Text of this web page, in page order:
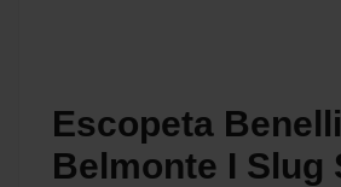
Escopeta Benelli
Belmonte I Slug